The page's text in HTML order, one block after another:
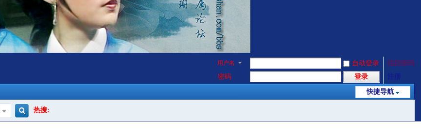
用户名 自动登录
找回密码
密码
登录
快捷导航
热搜: